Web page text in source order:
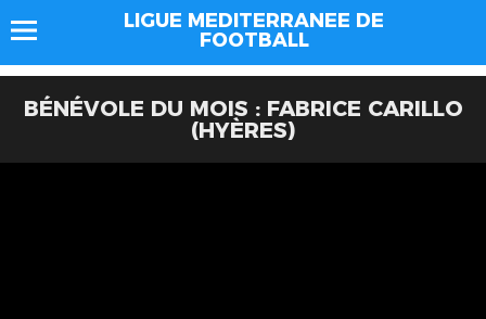
LIGUE MEDITERRANEE DE
FOOTBALL
BÉNÉVOLE DU MOIS : FABRICE CARILLO
(HYÈRES)